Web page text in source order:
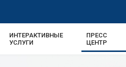
ИНТЕРАКТИВНЫЕ
УСЛУГИ
ПРЕСС
ЦЕНТР